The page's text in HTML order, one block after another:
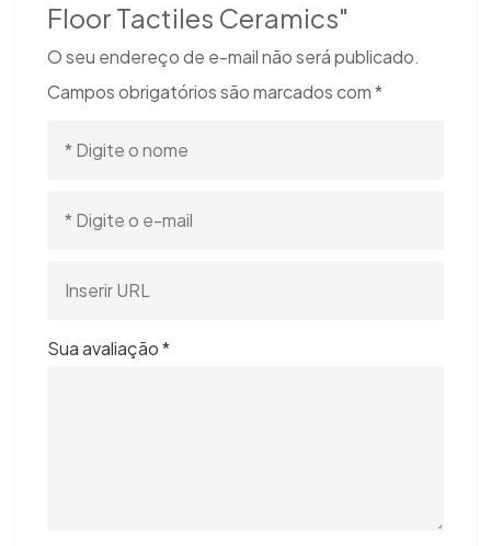
Floor Tactiles Ceramics"
O seu endereço de e-mail não será publicado.
Campos obrigatórios são marcados com*
Sua avaliação*